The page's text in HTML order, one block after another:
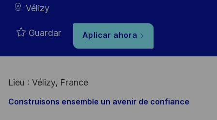
Vélizy
Guardar Aplicar ahora
Lieu : Vélizy, France
Construisons ensemble un avenir de confiance